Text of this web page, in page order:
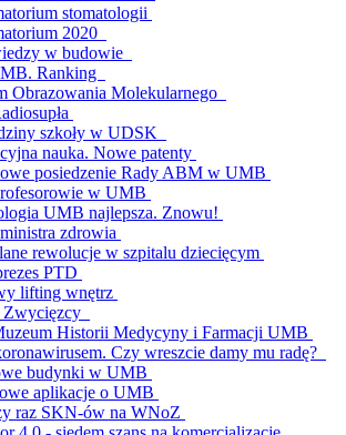
stomatologii
2020
w budowie
Ranking
Obrazowania Molekularnego
szkoły w UDSK
nauka. Nowe patenty
posiedzenie Rady ABM w UMB
w UMB
UMB najlepsza. Znowu!
zdrowia
rewolucje w szpitalu dziecięcym
PTD
lifting wnętrz
Historii Medycyny i Farmacji UMB
Czy wreszcie damy mu radę?
budynki w UMB
aplikacje o UMB
raz SKN-ów na WNoZ